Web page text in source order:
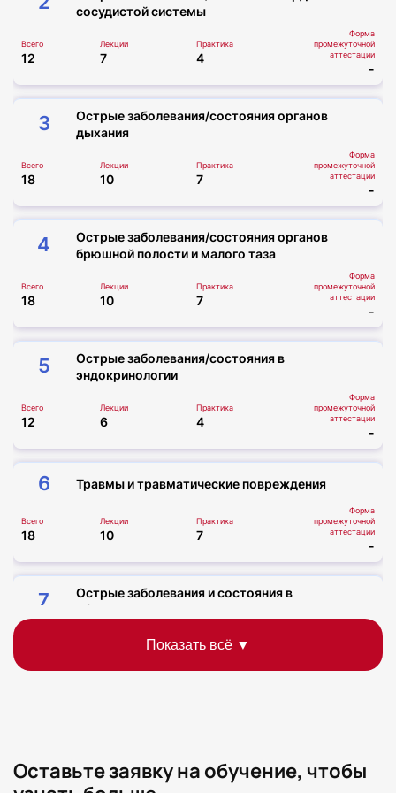
сосудистой системы
Всего
12
Лекции
7
Практика
4
Форма
промежуточной
аттестации
-
3
Острые заболевания/состояния органов
дыхания
Всего
18
Лекции
10
Практика
7
Форма
промежуточной
аттестации
-
4
Острые заболевания/состояния органов
брюшной полости и малого таза
Всего
18
Лекции
10
Практика
7
Форма
промежуточной
аттестации
-
5
Острые заболевания/состояния в
эндокринологии
Всего
12
Лекции
6
Практика
4
Форма
промежуточной
аттестации
-
6 Травмы и травматические повреждения
Всего
18
Лекции
10
Практика
7
Форма
промежуточной
аттестации
-
7
Острые заболевания и состояния в
офтальмологии и оториноларингологии
Практика
-
Всего
18 10
Практика
7
промежуточной
аттестации
Оставьте заявку на обучение, чтобы